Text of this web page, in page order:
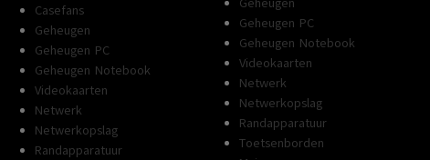
Casefans
Geheugen
Geheugen PC
Geheugen Notebook
Videokaarten
Netwerk
Netwerkopslag
Randapparatuur
Geheugen PC
Geheugen Notebook
Videokaarten
Netwerk
Netwerkopslag
Randapparatuur
Toetsenborden